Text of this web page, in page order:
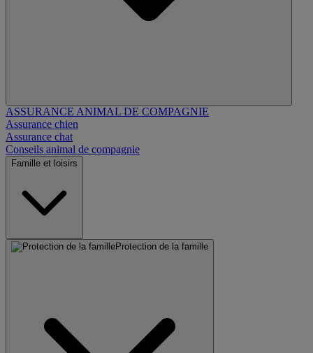
ASSURANCE ANIMAL DE COMPAGNIE
Assurance chien
Assurance chat
Conseils animal de compagnie
Famille et loisirs
Protection de la famille